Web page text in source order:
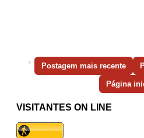
Postagem mais recente
Página
VISITANTES ON LINE